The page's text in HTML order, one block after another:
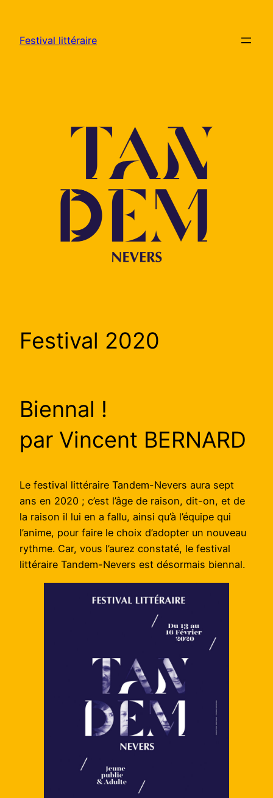
contenu
Festival littéraire
Festival 2020
Biennal !
par Vincent BERNARD
Le festival littéraire Tandem-Nevers aura sept
ans en 2020 ; c’est l’âge de raison, dit-on, et de
la raison il lui en a fallu, ainsi qu’à l’équipe qui
l’anime, pour faire le choix d’adopter un nouveau
rythme. Car, vous l’aurez constaté, le festival
littéraire Tandem-Nevers est désormais biennal.